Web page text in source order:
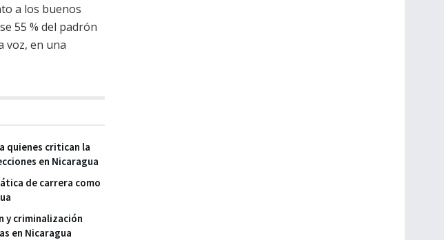
a los buenos
55 % del padrón
voz, en una
quienes critican la
en Nicaragua
de carrera como
y criminalización
en Nicaragua